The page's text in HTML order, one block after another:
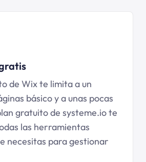
de Wix te limita a un
básico y a unas pocas
gratuito de systeme.io te
las herramientas
necesitas para gestionar